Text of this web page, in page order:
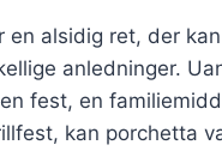
en alsidig ret, der
anledninger.
fest, en
kan porchetta